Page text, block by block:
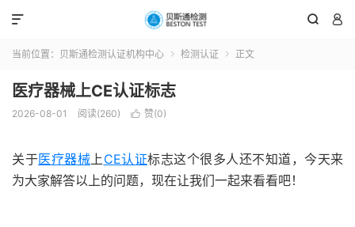
 

当前位置： 贝斯通检测认证机构中心  检测认证  正文
医疗器械上CE认证标志
2026-08-01 阅读(260)  赞(0)
关于医疗器械上CE认证标志这个很多人还不知道，今天来
为大家解答以上的问题，现在让我们一起来看看吧！